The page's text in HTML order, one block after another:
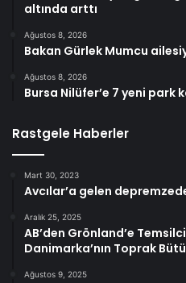
altında arttı
Ağustos 8, 2026
Bakan Gürlek Mumcu
Ağustos 8, 2026
Bursa Nilüfer’e 7 yeni park
Rastgele Haberler
Mart 30, 2023
Avcılar’a gelen
Aralık 25, 2025
AB’den Grönland’e
Danimarka’nın Toprak
Ağustos 9, 2025